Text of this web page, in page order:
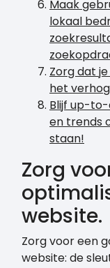
Maak
lokaal
Zorg dat
het
Blijf up-
en trends
staan!
Zorg
website.
Zorg voor een
website: de